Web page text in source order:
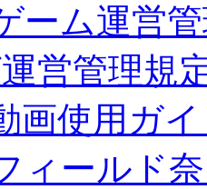
ーム運営
営管理規
画使用ガ
ィールド